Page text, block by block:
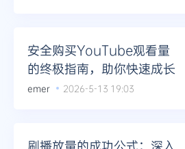
安全购买YouTube观看量
的终极指南，助你快速成长
emer 2026-5-13 19:03
刷播放量的成功公式：深入